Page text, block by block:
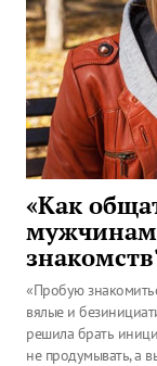
«Как
«Пробую
вялые и
решила брать
не продумывать, а